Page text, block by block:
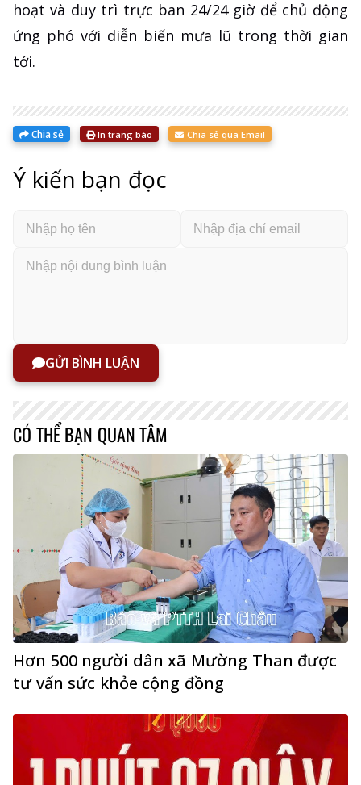
hoạt và duy trì trực ban 24/24 giờ để chủ động
ứng phó với diễn biến mưa lũ trong thời gian
tới.
Chia sẻ In trang báo Chia sẻ qua Email
Ý kiến bạn đọc
GỬI BÌNH LUẬN
CÓ THỂ BẠN QUAN TÂM
Hơn 500 người dân xã Mường Than được
tư vấn sức khỏe cộng đồng